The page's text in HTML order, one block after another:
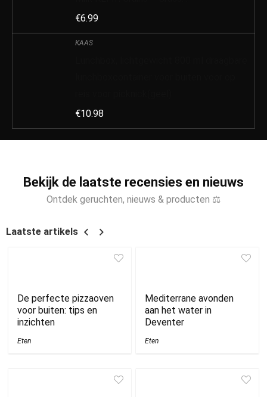
€6.99
KAAS
€10.98
Bekijk de laatste recensies en nieuws
Ontdek geruchten, nieuws & producten ⚖
Laatste artikels
De perfecte pizzaoven
voor buiten: tips en
inzichten
Eten
Mediterrane avonden
aan het water in
Deventer
Eten